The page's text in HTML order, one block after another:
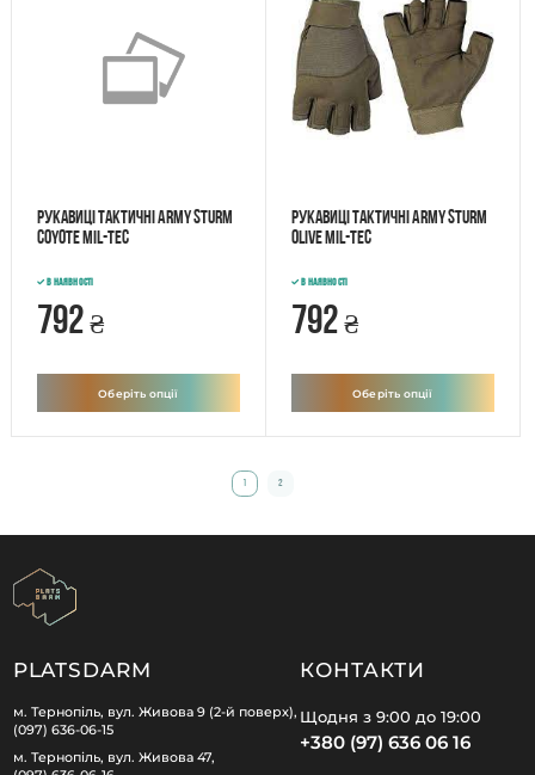
Рукавиці тактичні ARMY STURM
Coyote Mil-tec
В наявності
792 ₴
Оберіть опції
Рукавиці тактичні ARMY STURM
Olive Mil-tec
В наявності
792 ₴
Оберіть опції
1 2
PLATSDARM
м. Тернопіль, вул. Живова 9 (2-й поверх),
(097) 636-06-15
м. Тернопіль, вул. Живова 47,
КОНТАКТИ
Щодня з 9:00 до 19:00
+380 (97) 636 06 16